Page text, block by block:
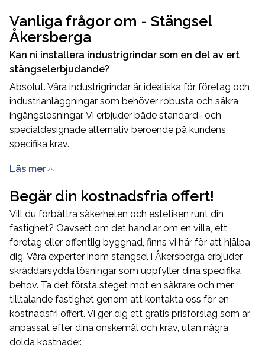
Vanliga frågor om - Stängsel
Åkersberga
Kan ni installera industrigrindar som en del av ert
stängselerbjudande?
Absolut. Våra industrigrindar är idealiska för företag och
industrianläggningar som behöver robusta och säkra
ingångslösningar. Vi erbjuder både standard- och
specialdesignade alternativ beroende på kundens
specifika krav.
att förstå dina specifika behov. Därefter skräddarsyr vi
en lösning och genomför installationen med högsta
precision, säkerhet och effektivitet, allt för att säkerställa
att du får ett optimalt stängsel i Åkersberga.
Kan ni erbjuda underhålls- och serviceavtal för
stängsel?
Ja, vi erbjuder serviceavtal för att säkerställa att ditt
stängsel alltid är i toppskick. Detta inkluderar
regelbunden kontroll, underhåll och eventuella
reparationer.
Kan ni hjälpa till med grävmaskinsarbeten vid
Läs mer
Begär din kostnadsfria offert!
Vill du förbättra säkerheten och estetiken runt din
fastighet? Oavsett om det handlar om en villa, ett
företag eller offentlig byggnad, finns vi här för att hjälpa
dig. Våra experter inom stängsel i Åkersberga erbjuder
skräddarsydda lösningar som uppfyller dina specifika
behov. Ta det första steget mot en säkrare och mer
tilltalande fastighet genom att kontakta oss för en
kostnadsfri offert. Vi ger dig ett gratis prisförslag som är
anpassat efter dina önskemål och krav, utan några
dolda kostnader.